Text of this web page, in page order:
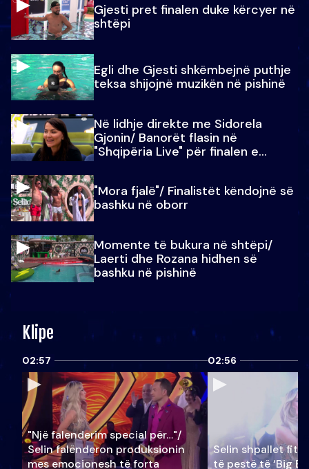
Gjesti pret finalen duke kërcyer në
shtëpi
Egli dhe Gjesti shkëmbejnë puthje
teksa shijojnë muzikën në pishinë
Në lidhje direkte me Sidorela
Gjonin/ Banorët flasin në
"Shqipëria Live" për finalen e
"Mora fjalë"/ Finalistët këndojnë së
bashku në oborr
Momente të bukura në shtëpi/
Laerti dhe Rozana hidhen së
bashku në pishinë
Klipe
02:57
"Një falenderim special për…"/
Selin falënderon produksionin
mes emocionesh të forta
02:56
Selin shpallet
të pestë të ‘Big